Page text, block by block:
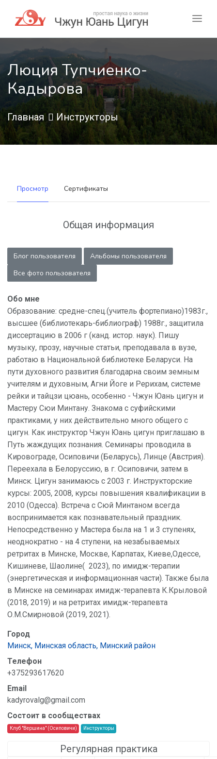
Люция Тупчиенко-
Кадырова
Главная Инструкторы
Просмотр Сертификаты
Общая информация
Блог пользователя
Альбомы пользователя
Все фото пользователя
Обо мне
Образование: средне-спец.(учитель фортепиано)1983г.,
высшее (библиотекарь-библиограф) 1988г., защитила
диссертацию в 2006 г (канд. истор. наук). Пишу
музыку, прозу, научные статьи, преподавала в вузе,
работаю в Национальной библиотеке Беларуси. На
пути духовного развития благодарна своим земным
учителям и духовным, Агни Йоге и Рерихам, системе
рейки и тайцзи цюань, особенно - Чжун Юань цигун и
Мастеру Сюи Минтану. Знакома с суфийскими
практиками, у них действительно много общего с
цигун. Как инструктор Чжун Юань цигун приглашаю в
Путь жаждущих познания. Семинары проводила в
Кировограде, Осиповичи (Беларусь), Линце (Австрия).
Переехала в Белоруссию, в г. Осиповичи, затем в
Минск. Цигун занимаюсь с 2003 г. Инструкторские
курсы: 2005, 2008, курсы повышения квалификации в
2010 (Одесса). Встреча с Сюй Минтаном всегда
воспринимается как познавательный праздник.
Непосредственно у Мастера была на 1 и 3 ступенях,
неоднократно - на 4 ступени, на незабываемых
ретритах в Минске, Москве, Карпатах, Киеве,Одессе,
Кишиневе, Шаолине( 2023), по имидж-терапии
(энергетическая и информационная части). Также была
в Минске на семинарах имидж-терапевта К.Крыловой
(2018, 2019) и на ретритах имидж-терапевта
О.М.Смирновой (2019, 2021).
Город
Минск, Минская область, Минский район
Телефон
+375293617620
Email
kadyrovalg@gmail.com
Состоит в сообществах
Клуб "Вершина" (Осиповичи) Инструкторы
Регулярная практика